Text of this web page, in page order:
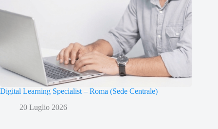
Digital Learning Specialist – Roma (Sede Centrale)
20 Luglio 2026